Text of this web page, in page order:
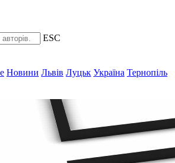
ESC
Новини Львів Луцьк Україна Тернопіль